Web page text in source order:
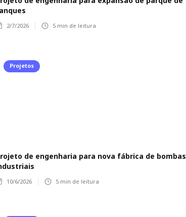
2/7/2026 5 min de leitura
Projetos
de engenharia para nova fábrica de bombas
10/6/2026 5 min de leitura